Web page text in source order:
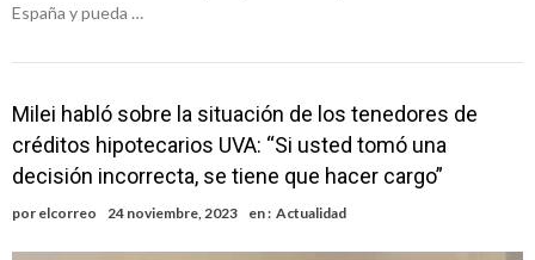
España y pueda …
Milei habló sobre la situación de los tenedores de
créditos hipotecarios UVA: “Si usted tomó una
decisión incorrecta, se tiene que hacer cargo”
por elcorreo 24 noviembre, 2023 en : Actualidad